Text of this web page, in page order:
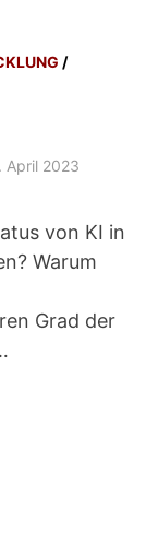
/
April 2023
von KI in
Warum
Grad der